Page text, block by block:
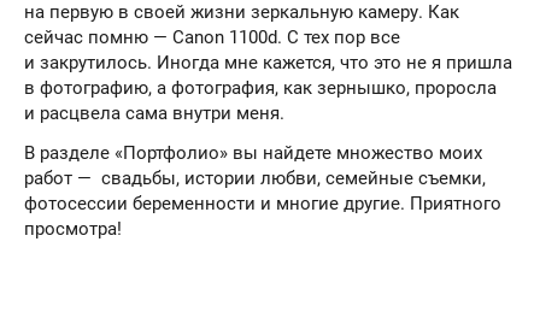
на первую в своей жизни зеркальную камеру. Как
сейчас помню — Canon 1100d. С тех пор все
и закрутилось. Иногда мне кажется, что это не я пришла
в фотографию, а фотография, как зернышко, проросла
и расцвела сама внутри меня.
В разделе «Портфолио» вы найдете множество моих
работ — свадьбы, истории любви, семейные съемки,
фотосессии беременности и многие другие. Приятного
просмотра!